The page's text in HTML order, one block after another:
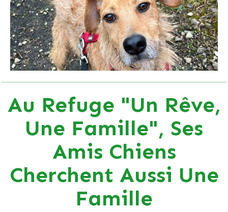
Au Refuge "Un Rêve,
Une Famille", Ses
Amis Chiens
Cherchent Aussi Une
Famille